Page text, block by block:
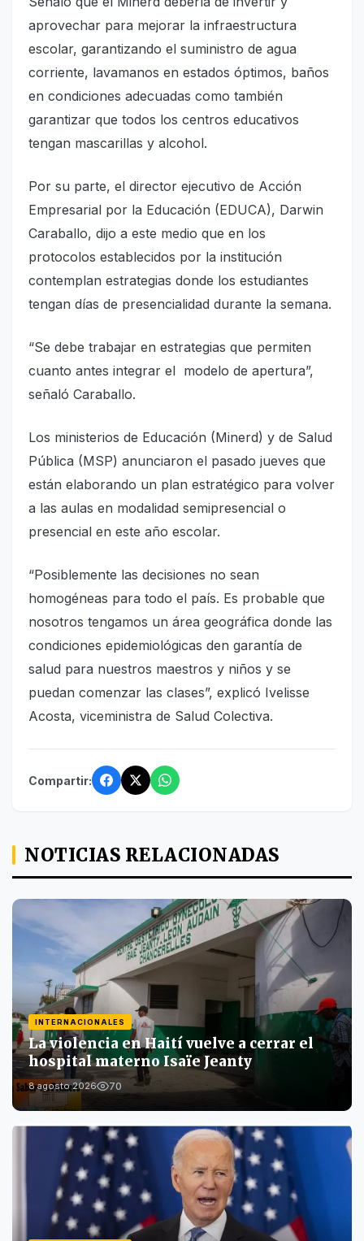
aprovechar para mejorar la infraestructura
escolar, garantizando el suministro de agua
corriente, lavamanos en estados óptimos, baños
en condiciones adecuadas como también
garantizar que todos los centros educativos
tengan mascarillas y alcohol.
Por su parte, el director ejecutivo de Acción
Empresarial por la Educación (EDUCA), Darwin
Caraballo, dijo a este medio que en los
protocolos establecidos por la institución
contemplan estrategias donde los estudiantes
tengan días de presencialidad durante la semana.
“Se debe trabajar en estrategias que permiten
cuanto antes integrar el modelo de apertura”,
señaló Caraballo.
Los ministerios de Educación (Minerd) y de Salud
Pública (MSP) anunciaron el pasado jueves que
están elaborando un plan estratégico para volver
a las aulas en modalidad semipresencial o
presencial en este año escolar.
“Posiblemente las decisiones no sean
homogéneas para todo el país. Es probable que
nosotros tengamos un área geográfica donde las
condiciones epidemiológicas den garantía de
salud para nuestros maestros y niños y se
puedan comenzar las clases”, explicó Ivelisse
Acosta, viceministra de Salud Colectiva.
Compartir:
NOTICIAS RELACIONADAS
INTERNACIONALES
La violencia en Haití vuelve a cerrar el
hospital materno Isaïe Jeanty
8 agosto 2026 70